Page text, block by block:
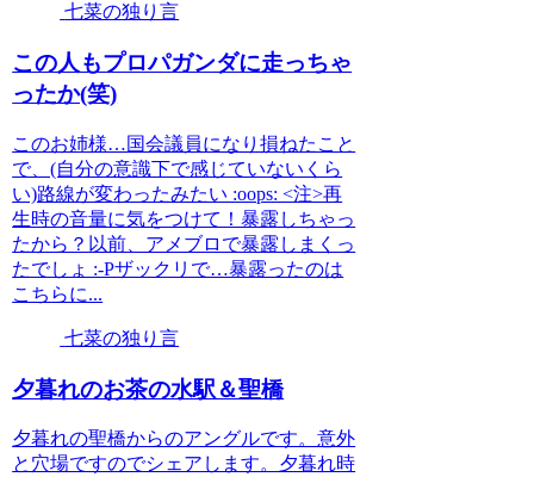
七菜の独り言
この人もプロパガンダに走っちゃ
ったか(笑)
このお姉様…国会議員になり損ねたこと
で、(自分の意識下で感じていないくら
い)路線が変わったみたい :oops: <注>再
生時の音量に気をつけて！暴露しちゃっ
たから？以前、アメブロで暴露しまくっ
たでしょ :-Pザックリで…暴露ったのは
こちらに...
七菜の独り言
夕暮れのお茶の水駅＆聖橋
夕暮れの聖橋からのアングルです。意外
と穴場ですのでシェアします。夕暮れ時